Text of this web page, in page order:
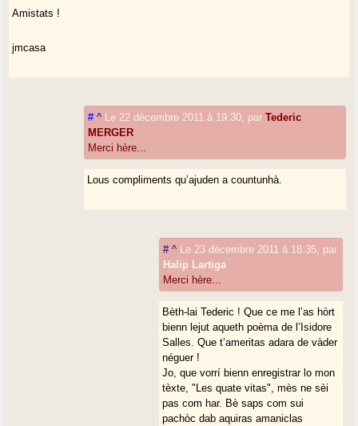
Amistats !
jmcasa
# ^ Le 22 décembre 2011 à 19:30 parTederic
MERGER
Merci hère...
Lous compliments qu’ajuden a countunhà.
# ^ Le 23 décembre 2011 à 18:35 par
Halip Lartiga
Merci hère...
Bèth-lai Tederic ! Que ce me l’as hòrt
bienn lejut aqueth poèma de l’Isidore
Salles. Que t’ameritas adara de vàder
néguer !
Jo, que vorrí bienn enregistrar lo mon
tèxte, "Les quate vitas", mès ne sèi
pas com har. Bè saps com sui
pachòc dab aquiras amaniclas